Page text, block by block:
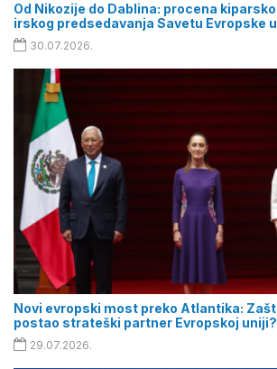
Od Nikozije do Dablina: procena
irskog predsedavanja Savetu Evropske
30.07.2026.
Novi evropski most preko Atlantika:
postao strateški partner Evropskoj uniji?
29.07.2026.